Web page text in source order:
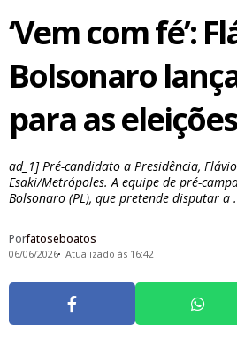
‘Vem com fé’:
Bolsonaro
para as
ad_1] Pré-candidato a Presidência,
Esaki/Metrópoles. A equipe de pré-
Bolsonaro (PL), que pretende disputar a
Porfatoseboatos
06/06/2026 Atualizado às 16:42